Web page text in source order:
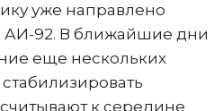
уже направлено
АИ-92. В ближайшие дни
еще нескольких
к середине